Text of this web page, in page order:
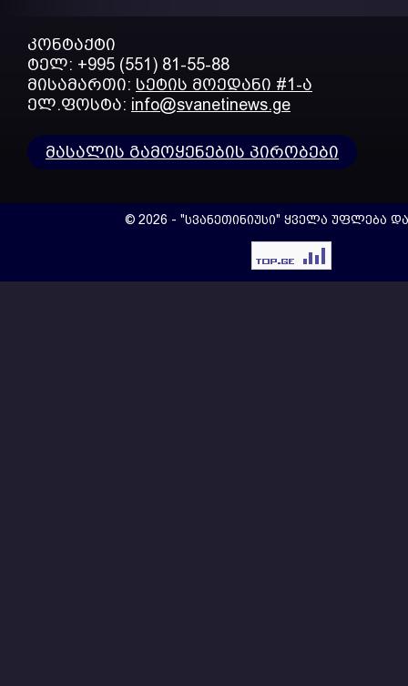
კონტაქტი
ტელ: +995 (551) 81-55-88
მისამართი: სეტის მოედანი #1-ა
ელ.ფოსტა: info@svanetinews.ge
მასალის გამოყენების პირობები
© 2026 - "სვანეთინიუსი" ყველა უფლება